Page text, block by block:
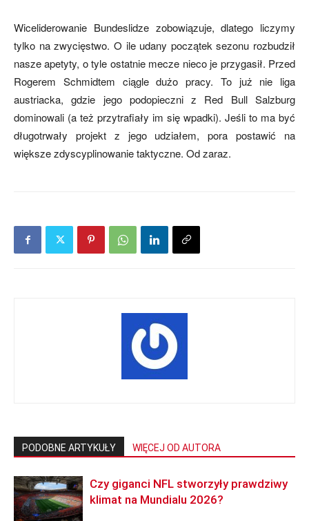
Wiceliderowanie Bundeslidze zobowiązuje, dlatego liczymy
tylko na zwycięstwo. O ile udany początek sezonu rozbudził
nasze apetyty, o tyle ostatnie mecze nieco je przygasił. Przed
Rogerem Schmidtem ciągle dużo pracy. To już nie liga
austriacka, gdzie jego podopieczni z Red Bull Salzburg
dominowali (a też przytrafiały im się wpadki). Jeśli to ma być
długotrwały projekt z jego udziałem, pora postawić na
większe zdyscyplinowanie taktyczne. Od zaraz.
PODOBNE ARTYKUŁY WIĘCEJ OD AUTORA
Czy giganci NFL stworzyły prawdziwy
klimat na Mundialu 2026?